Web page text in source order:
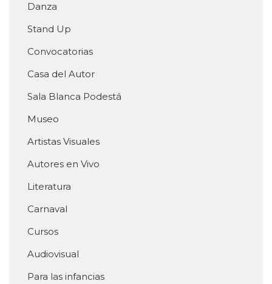
Danza
Stand Up
Convocatorias
Casa del Autor
Sala Blanca Podestá
Museo
Artistas Visuales
Autores en Vivo
Literatura
Carnaval
Cursos
Audiovisual
Para las infancias